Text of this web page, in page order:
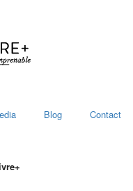
Blog Contact